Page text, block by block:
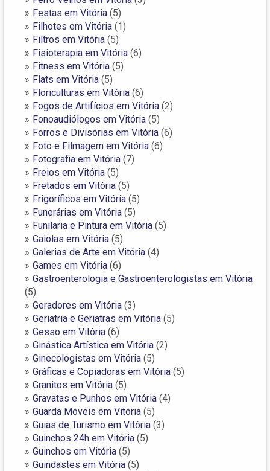
Festas em Vitória (5)
Filhotes em Vitória (1)
Filtros em Vitória (5)
Fisioterapia em Vitória (6)
Fitness em Vitória (5)
Flats em Vitória (5)
Floriculturas em Vitória (6)
Fogos de Artifícios em Vitória (2)
Fonoaudiólogos em Vitória (5)
Forros e Divisórias em Vitória (6)
Foto e Filmagem em Vitória (6)
Fotografia em Vitória (7)
Freios em Vitória (5)
Fretados em Vitória (5)
Frigoríficos em Vitória (5)
Funerárias em Vitória (5)
Funilaria e Pintura em Vitória (5)
Gaiolas em Vitória (5)
Galerias de Arte em Vitória (4)
Games em Vitória (6)
Gastroenterologia e Gastroenterologistas em Vitória
(5)
Geradores em Vitória (3)
Geriatria e Geriatras em Vitória (5)
Gesso em Vitória (6)
Ginástica Artística em Vitória (2)
Ginecologistas em Vitória (5)
Gráficas e Copiadoras em Vitória (5)
Granitos em Vitória (5)
Gravatas e Punhos em Vitória (4)
Guarda Móveis em Vitória (5)
Guias de Turismo em Vitória (3)
Guinchos 24h em Vitória (5)
Guinchos em Vitória (5)
Guindastes em Vitória (5)